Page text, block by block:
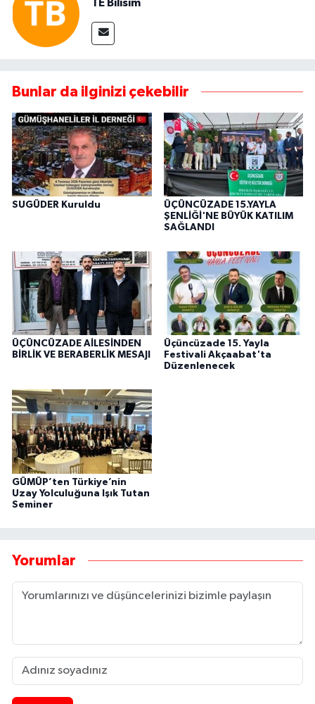
TE Bilisim
Bunlar da ilginizi çekebilir
SUGÜDER Kuruldu
ÜÇÜNCÜZADE 15.YAYLA
ŞENLİĞİ'NE BÜYÜK KATILIM
SAĞLANDI
ÜÇÜNCÜZADE AİLESİNDEN
BİRLİK VE BERABERLİK MESAJI
Üçüncüzade 15. Yayla
Festivali Akçaabat'ta
Düzenlenecek
GÜMÜP’ten Türkiye’nin
Uzay Yolculuğuna Işık Tutan
Seminer
Yorumlar